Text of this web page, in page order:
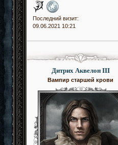
Последний визит:
09.06.2021 10:21
Дитрих Аквелон III
Вампир старшей крови